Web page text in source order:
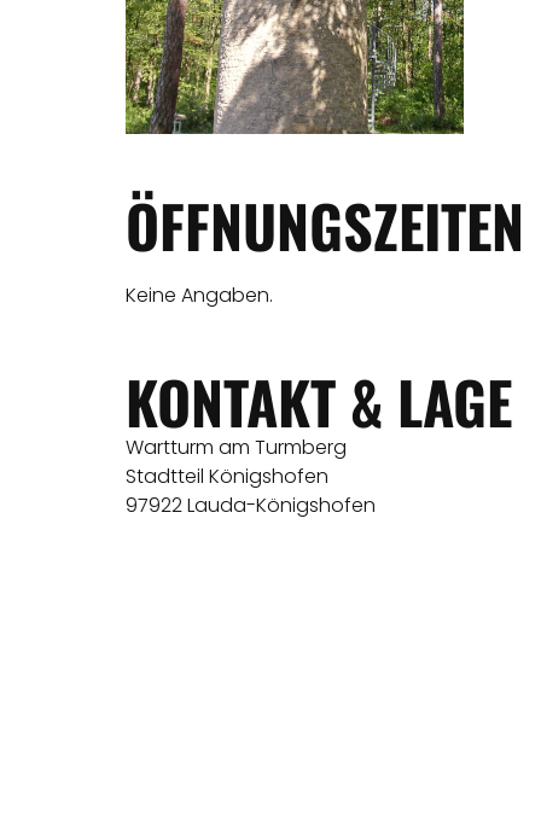
ÖFFNUNGSZEITEN
Keine Angaben.
KONTAKT & LAGE
Wartturm am Turmberg
Stadtteil Königshofen
97922 Lauda-Königshofen